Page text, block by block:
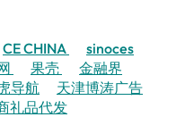
CE CHINA
sinoces
果壳
金融界
导航
天津博涛广告
礼品代发